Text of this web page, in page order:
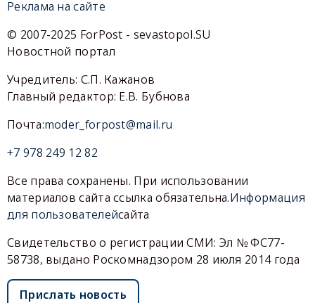
Реклама на сайте
© 2007-2025 ForPost - sevastopol.SU
Новостной портал
Учредитель: С.П. Кажанов
Главный редактор: Е.В. Бубнова
Почта:moder_forpost@mail.ru
+7 978 249 12 82
Все права сохранены. При использовании
материалов сайта ссылка обязательна.Информация
для пользователейсайта
Свидетельство о регистрации СМИ: Эл № ФС77-
58738, выдано Роскомнадзором 28 июля 2014 года
Прислать новость